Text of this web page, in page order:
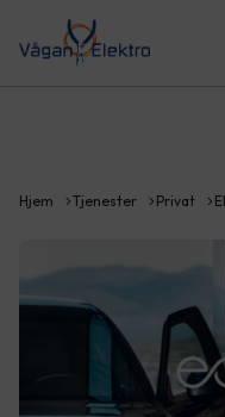
Hjem Tjenester Privat